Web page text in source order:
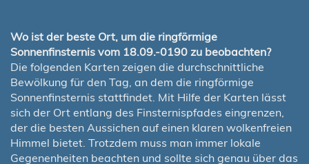
Wo ist der beste Ort, um die ringförmige
Sonnenfinsternis vom 18.09.-0190 zu beobachten?
Die folgenden Karten zeigen die durchschnittliche
Bewölkung für den Tag, an dem die ringförmige
Sonnenfinsternis stattfindet. Mit Hilfe der Karten lässt
sich der Ort entlang des Finsternispfades eingrenzen,
der die besten Aussichen auf einen klaren wolkenfreien
Himmel bietet. Trotzdem muss man immer lokale
Gegenenheiten beachten und sollte sich genau über das